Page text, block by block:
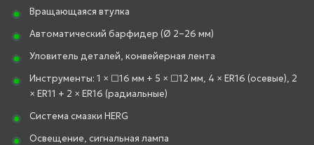
Вращающаяся втулка
Автоматический барфидер (Ø 2–26 мм)
Уловитель деталей, конвейерная лента
Инструменты: 1 × □16 мм + 5 × □12 мм, 4 × ER16 (осевые), 2
× ER11 + 2 × ER16 (радиальные)
Система смазки HERG
Освещение, сигнальная лампа